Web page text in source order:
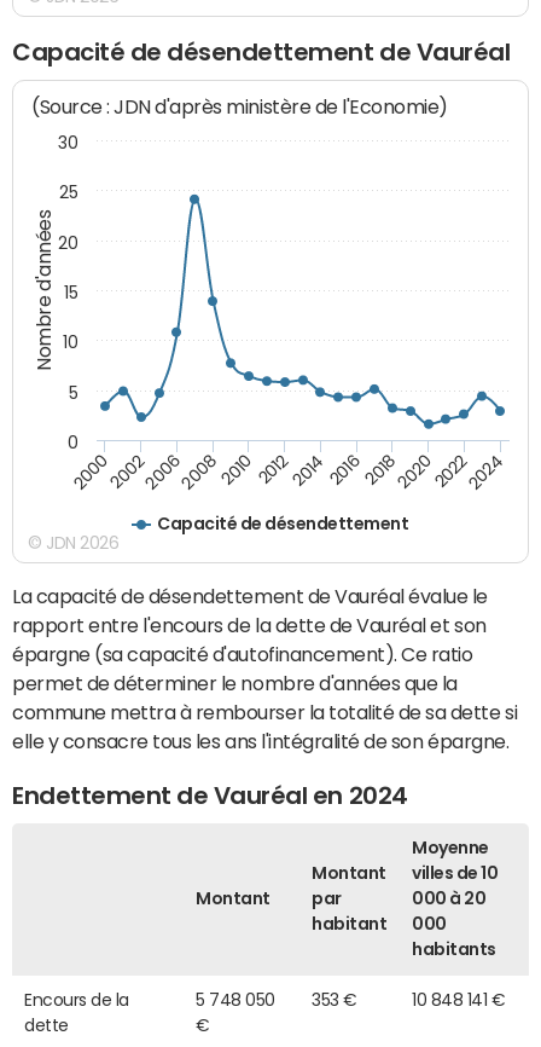
Capacité de désendettement de Vauréal
Nombre d'années
(Source : JDN d'après ministère de l'Economie)
Capacité de désendettement
20002002200620082010 2012201420162018202020222024
0
5
10
15
20
25
30
© JDN 2026
La capacité de désendettement de Vauréal évalue le
rapport entre l'encours de la dette de Vauréal et son
épargne (sa capacité d'autofinancement). Ce ratio
permet de déterminer le nombre d'années que la
commune mettra à rembourser la totalité de sa dette si
elle y consacre tous les ans l'intégralité de son épargne.
Endettement de Vauréal en 2024
Montant
Montant
par
habitant
Moyenne
villes de 10
000 à 20
000
habitants
Encours de la
dette
5 748 050
€
353 € 10 848 141 €